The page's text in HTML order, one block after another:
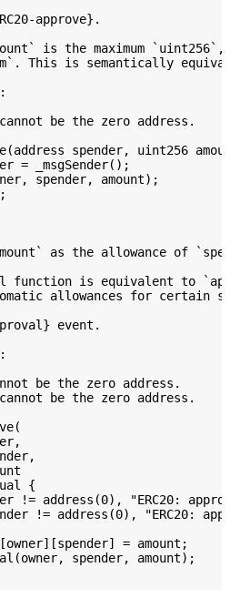
approve}.
is the maximum `uint256`,
This is semantically
be the zero address.
spender, uint256
= _msgSender();
spender, amount);
as the allowance of
function is equivalent to
allowances for certain
event.
be the zero address.
be the zero address.
{
!= address(0), "ERC20:
!= address(0), "ERC20:
= amount;
spender, amount);